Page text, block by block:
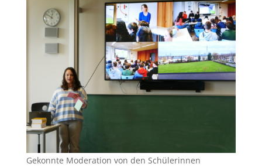
Gekonnte Moderation von den Schülerinnen